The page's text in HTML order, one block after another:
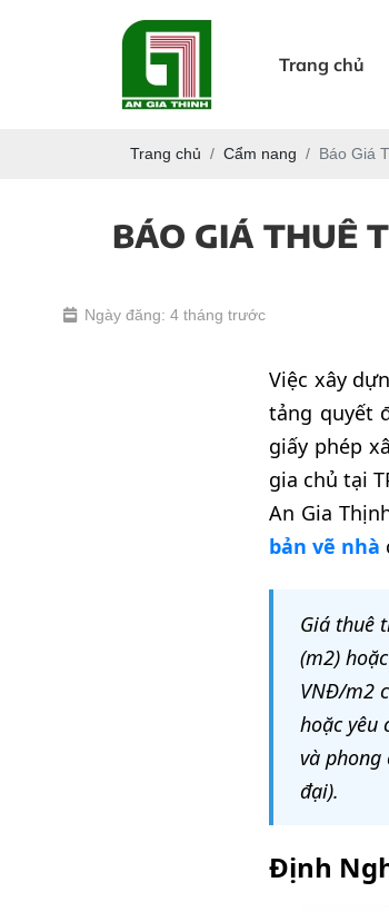
Trang chủ
Trang chủ Cẩm nang Báo Giá
BÁO GIÁ THUÊ
Ngày đăng: 4 tháng trước
Việc xây
tảng quyết
giấy phép
gia chủ tại
An Gia
bản vẽ nhà
Giá thuê
(m2)
VNĐ/m2
hoặc yêu
và
đại).
Định